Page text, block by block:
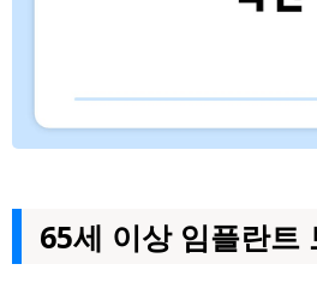
65세 이상 임플란트